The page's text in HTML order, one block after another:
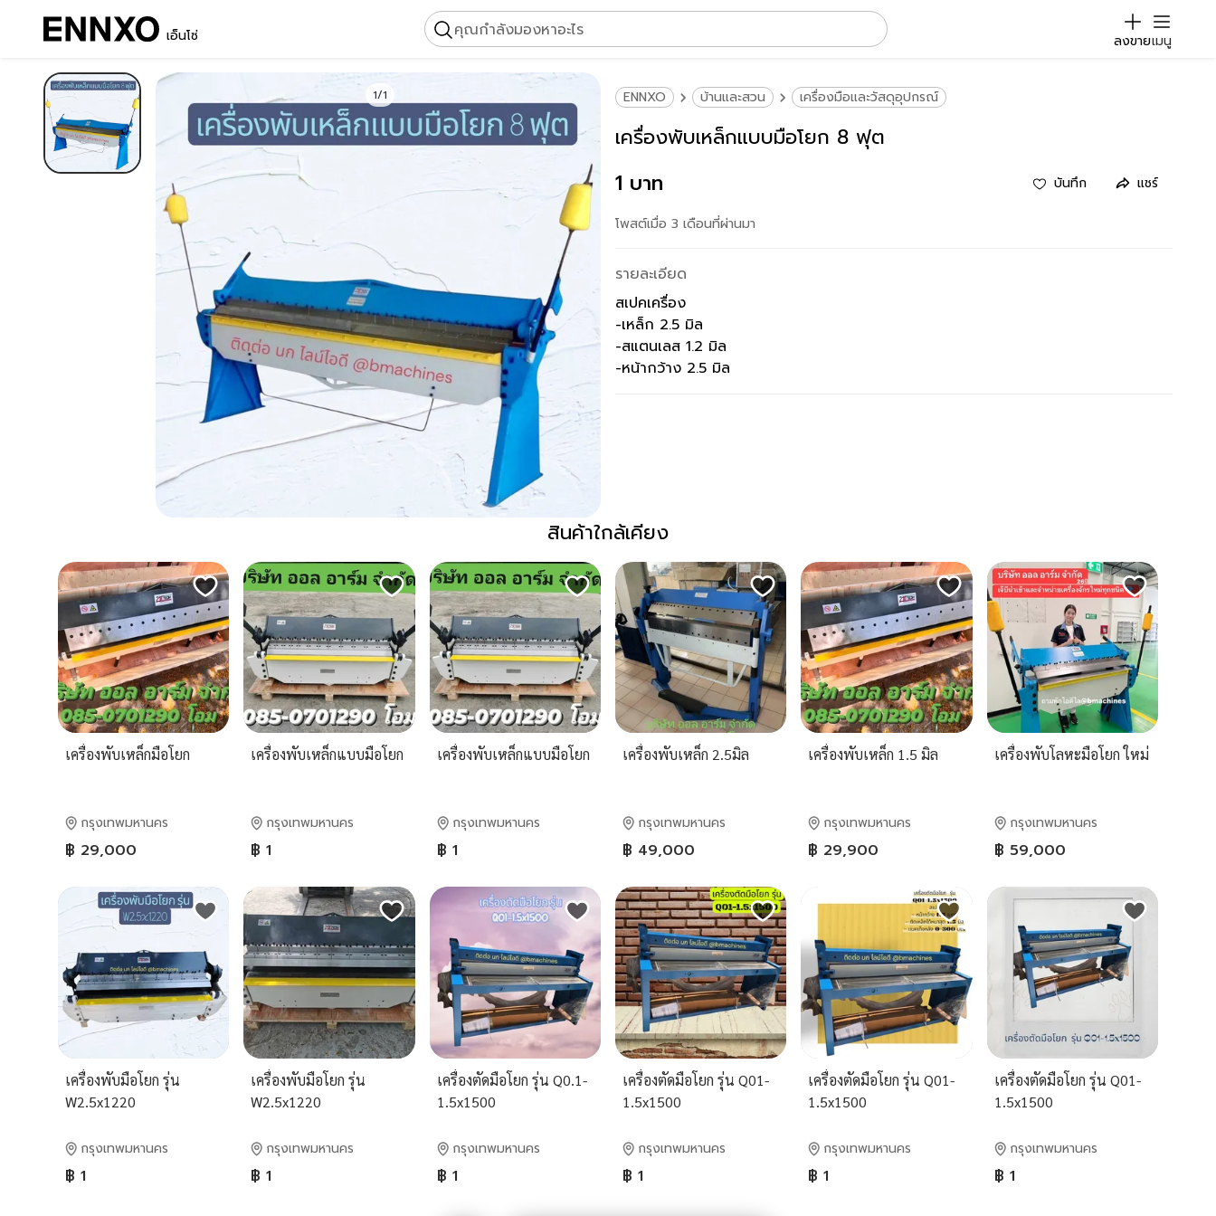
เอ็นโซ่ คุณกำลังมองหาอะไร
ลงขายเมนู
1/1 ENNXO บ้านและสวน เครื่องมือและวัสดุอุปกรณ์
เครื่องพับเหล็กแบบมือโยก 8 ฟุต
1 บาท
บันทึก แชร์
โพสต์เมื่อ 3 เดือนที่ผ่านมา
รายละเอียด
สเปคเครื่อง
-เหล็ก 2.5 มิล
-สแตนเลส 1.2 มิล
-หน้ากว้าง 2.5 มิล
สินค้าใกล้เคียง
เครื่องพับเหล็กมือโยก
กรุงเทพมหานคร
฿ 29,000
เครื่องพับเหล็กแบบมือโยก
กรุงเทพมหานคร
฿ 1
เครื่องพับเหล็กแบบมือโยก
กรุงเทพมหานคร
฿ 1
เครื่องพับเหล็ก 2.5มิล
กรุงเทพมหานคร
฿ 49,000
เครื่องพับเหล็ก 1.5 มิล
กรุงเทพมหานคร
฿ 29,900
เครื่องพับโลหะมือโยก ใหม่
กรุงเทพมหานคร
฿ 59,000
เครื่องพับมือโยก รุ่น
W2.5x1220
กรุงเทพมหานคร
฿ 1
เครื่องพับมือโยก รุ่น
W2.5x1220
กรุงเทพมหานคร
฿ 1
เครื่องตัดมือโยก รุ่น Q0.1-
1.5x1500
กรุงเทพมหานคร
฿ 1
เครื่องตัดมือโยก รุ่น Q01-
1.5x1500
กรุงเทพมหานคร
฿ 1
เครื่องตัดมือโยก รุ่น Q01-
1.5x1500
กรุงเทพมหานคร
฿ 1
เครื่องตัดมือโยก รุ่น Q01-
1.5x1500
กรุงเทพมหานคร
฿ 1